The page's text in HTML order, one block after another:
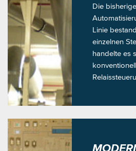
Die bisherige
Linie
einzelnen
handelte es